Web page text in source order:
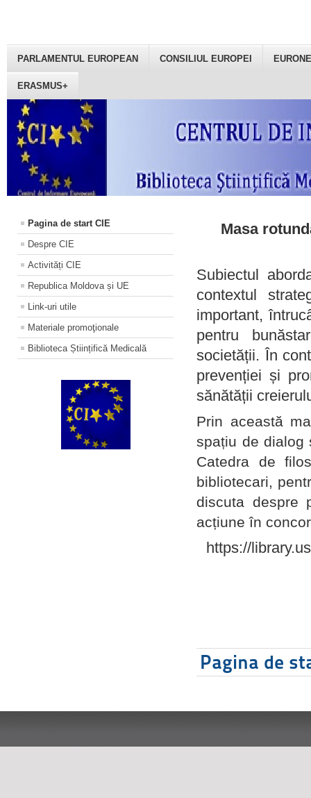
PARLAMENTUL EUROPEAN CONSILIUL EUROPEI
ERASMUS+
Pagina de start CIE
Despre CIE
Activități CIE
Republica Moldova și UE
Link-uri utile
Materiale promoţionale
Biblioteca Științifică Medicală
Masa
Subiectul
contextul
important,
pentru
societății. În
prevenției și
sănătății
Prin această
spațiu de dialog
Catedra de
bibliotecari,
discuta despre
acțiune în
https://
Pagina de